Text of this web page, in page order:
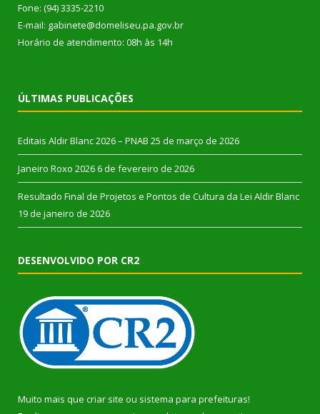
Fone: (94) 3335-2210
E-mail: gabinete@domeliseu.pa.gov.br
Horário de atendimento: 08h às 14h
ÚLTIMAS PUBLICAÇÕES
Editais Aldir Blanc 2026 – PNAB 25 de março de 2026
Janeiro Roxo 2026 6 de fevereiro de 2026
Resultado Final de Projetos e Pontos de Cultura da Lei Aldir Blanc
19 de janeiro de 2026
DESENVOLVIDO POR CR2
Muito mais que criar site ou sistema para prefeituras!